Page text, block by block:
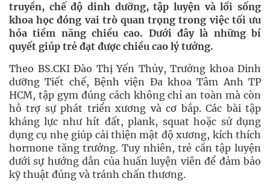
truyền, chế độ dinh dưỡng, tập luyện và lối sống
khoa học đóng vai trò quan trọng trong việc tối ưu
hóa tiềm năng chiều cao. Dưới đây là những bí
quyết giúp trẻ đạt được chiều cao lý tưởng.
Theo BS.CKI Đào Thị Yến Thủy, Trưởng khoa Dinh
dưỡng Tiết chế, Bệnh viện Đa khoa Tâm Anh TP
HCM, tập gym đúng cách không chỉ an toàn mà còn
hỗ trợ sự phát triển xương và cơ bắp. Các bài tập
kháng lực như hít đất, plank, squat hoặc sử dụng
dụng cụ nhẹ giúp cải thiện mật độ xương, kích thích
hormone tăng trưởng. Tuy nhiên, trẻ cần tập luyện
dưới sự hướng dẫn của huấn luyện viên để đảm bảo
kỹ thuật đúng và tránh chấn thương.